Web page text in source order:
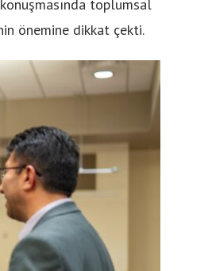
toplumsal
önemine dikkat çekti.